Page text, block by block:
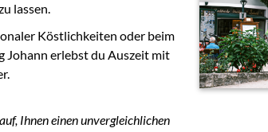
lassen.
Köstlichkeiten oder beim
Johann erlebst du Auszeit mit
Ihnen einen unvergleichlichen